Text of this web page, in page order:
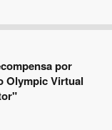
por
Olympic Virtual